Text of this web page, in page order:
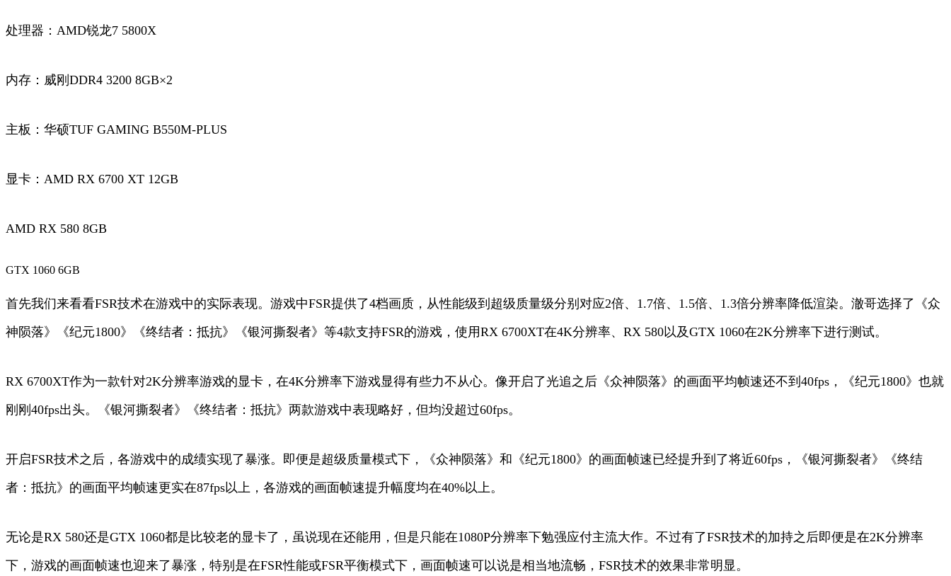
处理器：AMD锐龙7 5800X
内存：威刚DDR4 3200 8GB×2
主板：华硕TUF GAMING B550M-PLUS
显卡：AMD RX 6700 XT 12GB
AMD RX 580 8GB
GTX 1060 6GB
首先我们来看看FSR技术在游戏中的实际表现。游戏中FSR提供了4档画质，从性能级到超级质量级分别对应2倍、1.7倍、1.5倍、1.3倍分辨率降低渲染。澈哥选择了《众
神陨落》《纪元1800》《终结者：抵抗》《银河撕裂者》等4款支持FSR的游戏，使用RX 6700XT在4K分辨率、RX 580以及GTX 1060在2K分辨率下进行测试。
RX 6700XT作为一款针对2K分辨率游戏的显卡，在4K分辨率下游戏显得有些力不从心。像开启了光追之后《众神陨落》的画面平均帧速还不到40fps，《纪元1800》也就
刚刚40fps出头。《银河撕裂者》《终结者：抵抗》两款游戏中表现略好，但均没超过60fps。
开启FSR技术之后，各游戏中的成绩实现了暴涨。即便是超级质量模式下，《众神陨落》和《纪元1800》的画面帧速已经提升到了将近60fps，《银河撕裂者》《终结
者：抵抗》的画面平均帧速更实在87fps以上，各游戏的画面帧速提升幅度均在40%以上。
无论是RX 580还是GTX 1060都是比较老的显卡了，虽说现在还能用，但是只能在1080P分辨率下勉强应付主流大作。不过有了FSR技术的加持之后即便是在2K分辨率
下，游戏的画面帧速也迎来了暴涨，特别是在FSR性能或FSR平衡模式下，画面帧速可以说是相当地流畅，FSR技术的效果非常明显。